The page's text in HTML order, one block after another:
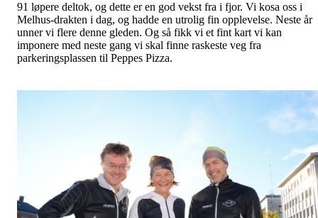
91 løpere deltok, og dette er en god vekst fra i fjor. Vi kosa oss i
Melhus-drakten i dag, og hadde en utrolig fin opplevelse. Neste år
unner vi flere denne gleden. Og så fikk vi et fint kart vi kan
imponere med neste gang vi skal finne raskeste veg fra
parkeringsplassen til Peppes Pizza.